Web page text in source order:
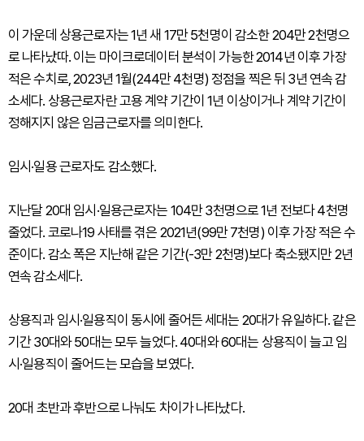
이 가운데 상용근로자는 1년 새 17만 5천명이 감소한 204만 2천명으
로 나타났따. 이는 마이크로데이터 분석이 가능한 2014년 이후 가장
적은 수치로, 2023년 1월(244만 4천명) 정점을 찍은 뒤 3년 연속 감
소세다. 상용근로자란 고용 계약 기간이 1년 이상이거나 계약 기간이
정해지지 않은 임금근로자를 의미한다.
임시·일용 근로자도 감소했다.
지난달 20대 임시·일용근로자는 104만 3천명으로 1년 전보다 4천명
줄었다. 코로나19 사태를 겪은 2021년(99만 7천명) 이후 가장 적은 수
준이다. 감소 폭은 지난해 같은 기간(-3만 2천명)보다 축소됐지만 2년
연속 감소세다.
상용직과 임시·일용직이 동시에 줄어든 세대는 20대가 유일하다. 같은
기간 30대와 50대는 모두 늘었다. 40대와 60대는 상용직이 늘고 임
시·일용직이 줄어드는 모습을 보였다.
20대 초반과 후반으로 나눠도 차이가 나타났다.